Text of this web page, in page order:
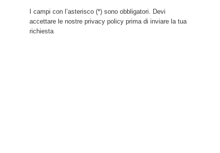
I campi con l’asterisco (*) sono obbligatori. Devi
accettare le nostre privacy policy prima di inviare la tua
richiesta